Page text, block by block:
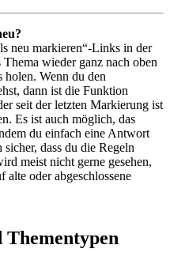
neu markieren“-Links in der
wieder ganz nach oben
holen. Wenn du den
dann ist die Funktion
seit der letzten Markierung ist
Es ist auch möglich, das
du einfach eine Antwort
dass du die Regeln
meist nicht gerne gesehen,
oder abgeschlossene